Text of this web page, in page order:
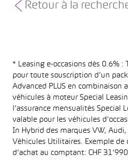
Retour à la
* Leasing e-occasions dès 0.6% :
pour toute souscription d’un pack
Advanced PLUS en combinaison
véhicules à moteur Special
l’assurance mensualités Special
valable pour les véhicules
In Hybrid des marques VW, Audi,
Véhicules Utilitaires. Exemple de
d’achat au comptant: CHF